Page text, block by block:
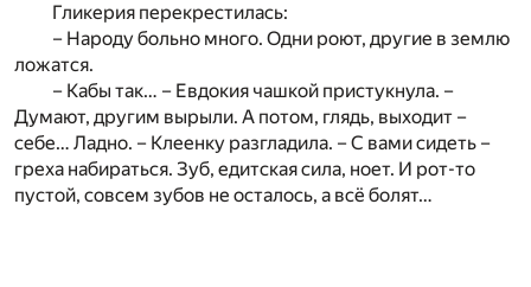
Гликерия перекрестилась:
– Народу больно много. Одни роют, другие в землю
ложатся.
– Кабы так… – Евдокия чашкой пристукнула. –
Думают, другим вырыли. А потом, глядь, выходит –
себе… Ладно. – Клеенку разгладила. – С вами сидеть –
греха набираться. Зуб, едитская сила, ноет. И рот-то
пустой, совсем зубов не осталось, а всё болят…